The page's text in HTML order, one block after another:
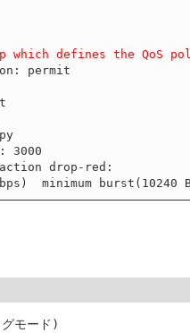
which defines the QoS
モード)